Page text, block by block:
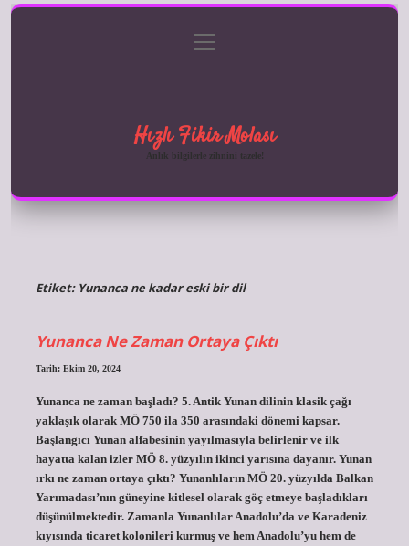
Gizlilik Politikası
menüyü
aç
Hızlı Fikir Molası
Anlık bilgilerle zihnini tazele!
Etiket: Yunanca ne kadar eski bir dil
Yunanca Ne Zaman Ortaya Çıktı
Tarih: Ekim 20, 2024
Yunanca ne zaman başladı? 5. Antik Yunan dilinin klasik çağı
yaklaşık olarak MÖ 750 ila 350 arasındaki dönemi kapsar.
Başlangıcı Yunan alfabesinin yayılmasıyla belirlenir ve ilk
hayatta kalan izler MÖ 8. yüzyılın ikinci yarısına dayanır. Yunan
ırkı ne zaman ortaya çıktı? Yunanlıların MÖ 20. yüzyılda Balkan
Yarımadası’nın güneyine kitlesel olarak göç etmeye başladıkları
düşünülmektedir. Zamanla Yunanlılar Anadolu’da ve Karadeniz
kıyısında ticaret kolonileri kurmuş ve hem Anadolu’yu hem de